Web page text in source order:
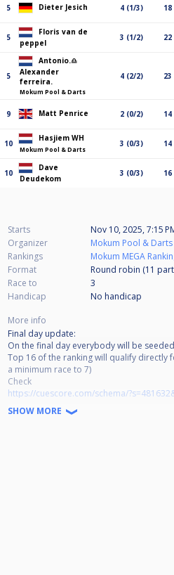
5 Dieter Jesich 4 (1/3)
5
Floris van de
peppel
3 (1/2)
5
Antonio.♎️
Alexander
ferreira.
Mokum Pool & Darts
4 (2/2)
9 Matt Penrice 2 (0/2)
10
Hasjiem WH
Mokum Pool & Darts
3 (0/3)
10
Dave
Deudekom
3 (0/3)
Starts
Nov 10, 2025, 7:15
Organizer
Mokum Pool & Darts
Rankings
Mokum MEGA
Format
Round robin (11
Race to
3
Handicap
No handicap
More info
Final day update:
On the final day everybody will be
Top 16 of the ranking will qualify directly
a minimum race to 7)
Check
https://cuescore.com/schema/
for a preview
SHOW MORE